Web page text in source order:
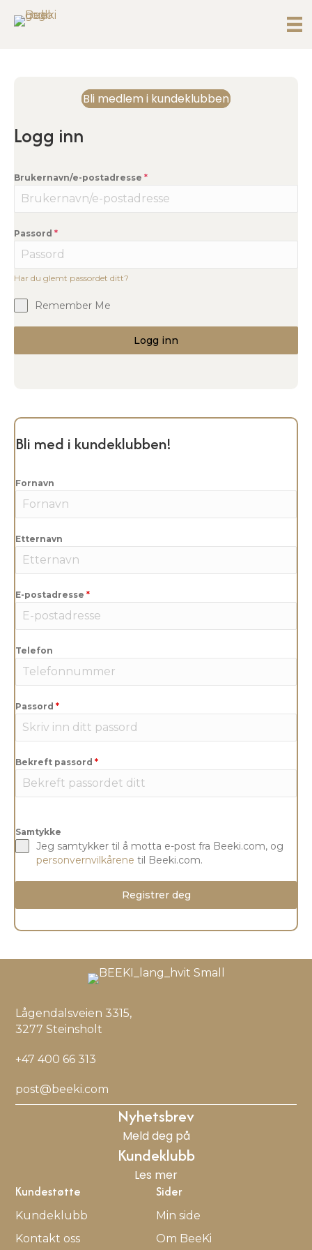
Bli medlem i kundeklubben
Logg inn
Brukernavn/e-postadresse *
Passord *
Har du glemt passordet ditt?
Remember Me
Logg inn
Bli med i kundeklubben!
Fornavn
Etternavn
E-postadresse *
Telefon
Passord *
Bekreft passord *
Samtykke
Jeg samtykker til å motta e-post fra Beeki.com, og
personvernvilkårene til Beeki.com.
Registrer deg
Lågendalsveien 3315,
3277 Steinsholt
+47 400 66 313
post@beeki.com
Nyhetsbrev
Meld deg på
Kundeklubb
Les mer
Kundestøtte
Kundeklubb
Kontakt oss
Sider
Min side
Om BeeKi